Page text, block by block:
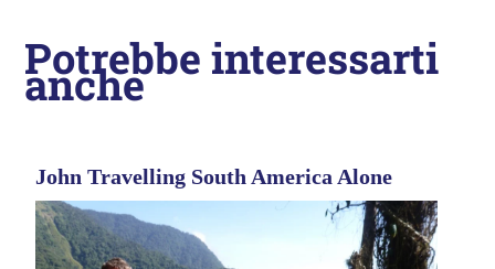
Potrebbe interessarti
anche
John Travelling South America Alone